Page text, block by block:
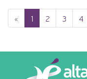
« 1 2 3 4